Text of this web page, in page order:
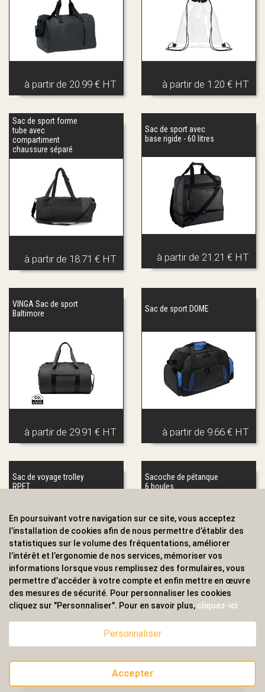
à partir de 20.99 € HT à partir de 1.20 € HT
Sac de sport forme
tube avec
compartiment
chaussure séparé
à partir de 18.71 € HT
Sac de sport avec
base rigide - 60 litres
à partir de 21.21 € HT
VINGA Sac de sport
Baltimore
à partir de 29.91 € HT
Sac de sport DOME
à partir de 9.66 € HT
Sac de voyage trolley
RPET
à partir de33.06 € HT
Sacoche de pétanque
6 boules
à partir de16.29 € HT
Grand sac de sport en
RPET 300D
Sac de sport MARINA
GYM
En poursuivant votre navigation sur ce site, vous acceptez
l’installation de cookies afin de nous permettre d’établir des
statistiques sur le volume des fréquentations, améliorer
l’intérêt et l’ergonomie de nos services, mémoriser vos
informations lorsque vous remplissez des formulaires, vous
permettre d’accéder à votre compte et enfin mettre en œuvre
des mesures de sécurité. Pour personnaliser les cookies
cliquez sur "Personnaliser". Pour en savoir plus, cliquez-ici
Personnaliser
Accepter